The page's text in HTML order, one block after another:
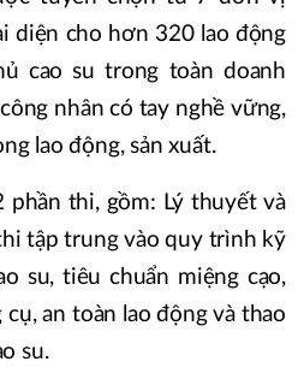
diện cho hơn 320 lao động
cao su trong toàn doanh
nhân có tay nghề vững,
lao động, sản xuất.
phần thi, gồm: Lý thuyết và
tập trung vào quy trình kỹ
su, tiêu chuẩn miệng cạo,
an toàn lao động và thao
su.